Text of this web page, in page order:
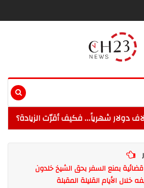
قضائية بمنع السفر بحق الشيخ خلدون
خلال الأيام القليلة المقبلة